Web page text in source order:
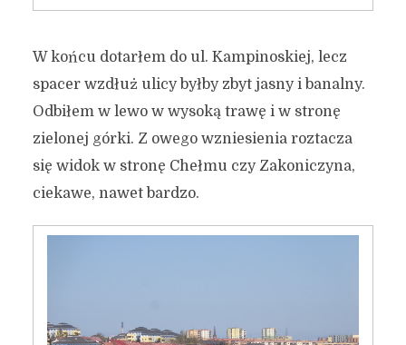
W końcu dotarłem do ul. Kampinoskiej, lecz
spacer wzdłuż ulicy byłby zbyt jasny i banalny.
Odbiłem w lewo w wysoką trawę i w stronę
zielonej górki. Z owego wzniesienia roztacza
się widok w stronę Chełmu czy Zakoniczyna,
ciekawe, nawet bardzo.